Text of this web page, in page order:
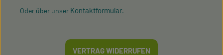
Oder über unser Kontaktformular.
VERTRAG WIDERRUFEN